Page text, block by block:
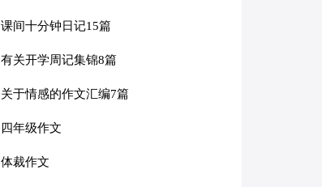
课间十分钟日记15篇
有关开学周记集锦8篇
关于情感的作文汇编7篇
四年级作文
体裁作文